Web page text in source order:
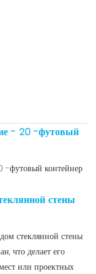
- 20 -футовый
стены
стеклянной стены
что делает его
или проектных